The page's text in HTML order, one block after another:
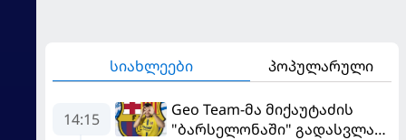
სიახლეები პოპულარული
14:15
Geo Team-მა მიქაუტაძის
"ბარსელონაში" გადასვლაზე